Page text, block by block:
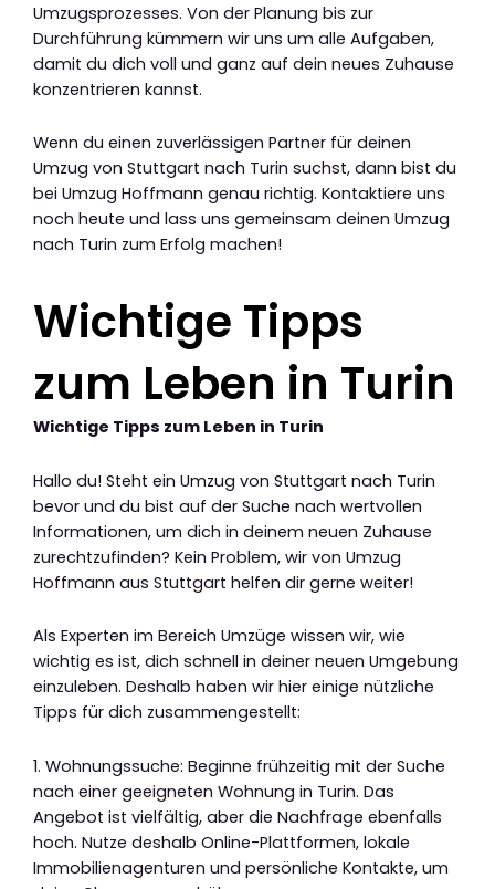
Umzugsprozesses. Von der Planung bis zur
Durchführung kümmern wir uns um alle Aufgaben,
damit du dich voll und ganz auf dein neues Zuhause
konzentrieren kannst.
Wenn du einen zuverlässigen Partner für deinen
Umzug von Stuttgart nach Turin suchst, dann bist du
bei Umzug Hoffmann genau richtig. Kontaktiere uns
noch heute und lass uns gemeinsam deinen Umzug
nach Turin zum Erfolg machen!
Wichtige Tipps
zum Leben in Turin
Wichtige Tipps zum Leben in Turin
Hallo du! Steht ein Umzug von Stuttgart nach Turin
bevor und du bist auf der Suche nach wertvollen
Informationen, um dich in deinem neuen Zuhause
zurechtzufinden? Kein Problem, wir von Umzug
Hoffmann aus Stuttgart helfen dir gerne weiter!
Als Experten im Bereich Umzüge wissen wir, wie
wichtig es ist, dich schnell in deiner neuen Umgebung
einzuleben. Deshalb haben wir hier einige nützliche
Tipps für dich zusammengestellt:
1. Wohnungssuche: Beginne frühzeitig mit der Suche
nach einer geeigneten Wohnung in Turin. Das
Angebot ist vielfältig, aber die Nachfrage ebenfalls
hoch. Nutze deshalb Online-Plattformen, lokale
Immobilienagenturen und persönliche Kontakte, um